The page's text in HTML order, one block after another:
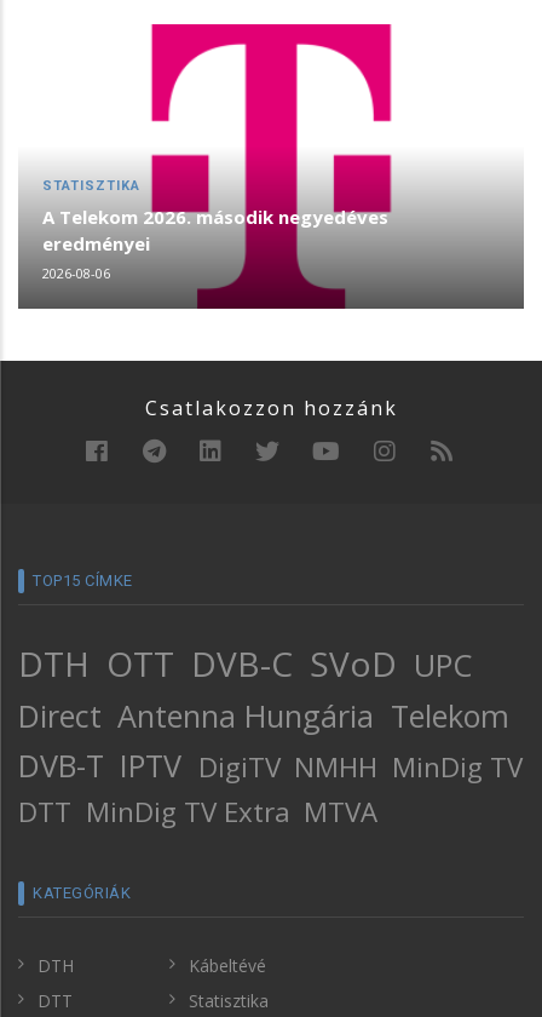
STATISZTIKA
A Telekom 2026. második negyedéves
eredményei
2026-08-06
Csatlakozzon hozzánk
TOP15 CÍMKE
DTH OTT DVB-C SVoD UPC
Direct Antenna Hungária Telekom
DVB-T IPTV DigiTV NMHH MinDig TV
DTT MinDig TV Extra MTVA
KATEGÓRIÁK
DTH
DTT
Kábeltévé
Statisztika